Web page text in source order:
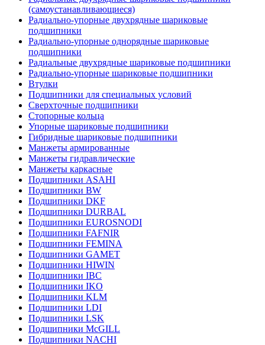
(самоустанавливающиеся)
Радиально-упорные двухрядные шариковые
подшипники
Радиально-упорные однорядные шариковые
подшипники
Радиальные двухрядные шариковые подшипники
Радиально-упорные шариковые подшипники
Втулки
Подшипники для специальных условий
Сверхточные подшипники
Стопорные кольца
Упорные шариковые подшипники
Гибридные шариковые подшипники
Манжеты армированные
Манжеты гидравлические
Манжеты каркасные
Подшипники ASAHI
Подшипники BW
Подшипники DKF
Подшипники DURBAL
Подшипники EUROSNODI
Подшипники FAFNIR
Подшипники FEMINA
Подшипники GAMET
Подшипники HIWIN
Подшипники IBC
Подшипники IKO
Подшипники KLM
Подшипники LDI
Подшипники LSK
Подшипники McGILL
Подшипники NACHI